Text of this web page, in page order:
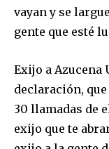
vayan y se
gente que esté
Exijo a Azucena
declaración,
30 llamadas de
exijo que te